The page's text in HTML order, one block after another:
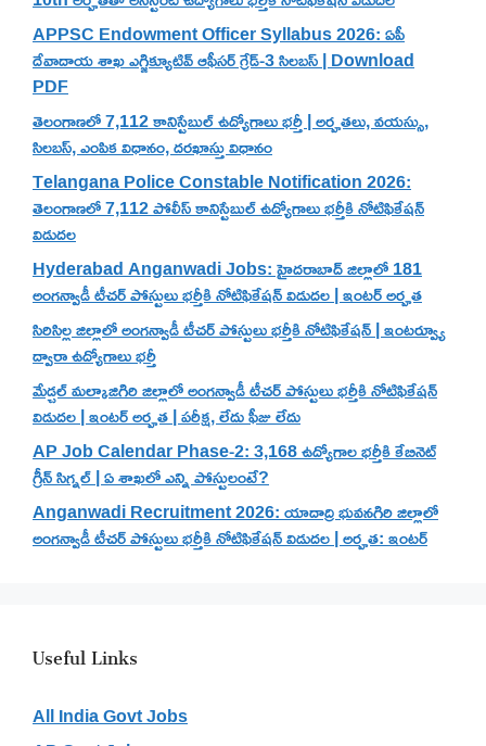
APPSC Endowment Officer Syllabus 2026: ఏపీ
దేవాదాయ శాఖ ఎగ్జిక్యూటివ్ ఆఫీసర్ గ్రేడ్-3 సిలబస్ | Download
PDF
తెలంగాణలో 7,112 కానిస్టేబుల్ ఉద్యోగాలు భర్తీ | అర్హతలు, వయస్సు,
సిలబస్, ఎంపిక విధానం, దరఖాస్తు విధానం
Telangana Police Constable Notification 2026:
తెలంగాణలో 7,112 పోలీస్ కానిస్టేబుల్ ఉద్యోగాలు భర్తీకి నోటిఫికేషన్
విడుదల
Hyderabad Anganwadi Jobs: హైదరాబాద్ జిల్లాలో 181
అంగన్వాడీ టీచర్ పోస్టులు భర్తీకి నోటిఫికేషన్ విడుదల | ఇంటర్ అర్హత
సిరిసిల్ల జిల్లాలో అంగన్వాడీ టీచర్ పోస్టులు భర్తీకి నోటిఫికేషన్ | ఇంటర్వ్యూ
ద్వారా ఉద్యోగాలు భర్తీ
మేడ్చల్ మల్కాజిగిరి జిల్లాలో అంగన్వాడీ టీచర్ పోస్టులు భర్తీకి నోటిఫికేషన్
విడుదల | ఇంటర్ అర్హత | పరీక్ష, లేదు ఫీజు లేదు
AP Job Calendar Phase-2: 3,168 ఉద్యోగాల భర్తీకి కేబినెట్
గ్రీన్ సిగ్నల్ | ఏ శాఖలో ఎన్ని పోస్టులంటే?
Anganwadi Recruitment 2026: యాదాద్రి భువనగిరి జిల్లాలో
అంగన్వాడీ టీచర్ పోస్టులు భర్తీకి నోటిఫికేషన్ విడుదల | అర్హత: ఇంటర్
Useful Links
All India Govt Jobs